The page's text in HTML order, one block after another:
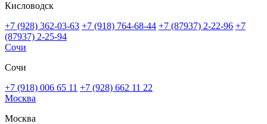
Кисловодск
+7 (928) 362-03-63 +7 (918) 764-68-44 +7 (87937) 2-22-96 +7
(87937) 2-25-94
Сочи
Сочи
+7 (918) 006 65 11 +7 (928) 662 11 22
Москва
Москва